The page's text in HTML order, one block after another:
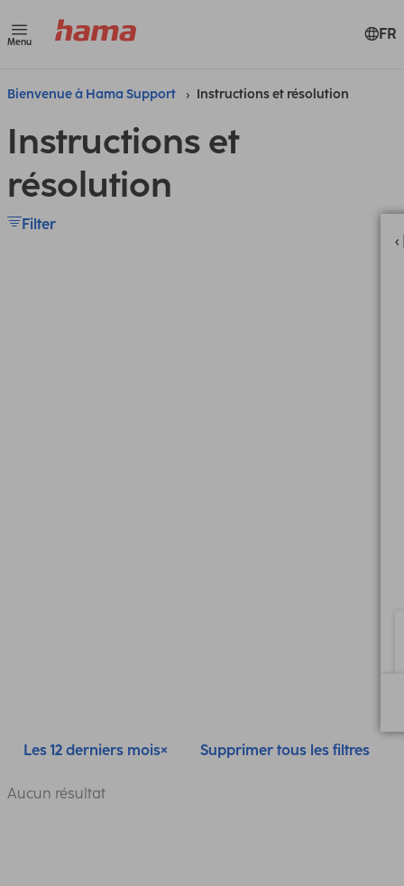
Menu FR
Bienvenue à Hama Support Instructions et résolution
Instructions et
résolution
Filter
Les 12 derniers mois Supprimer tous les filtres
Aucun résultat